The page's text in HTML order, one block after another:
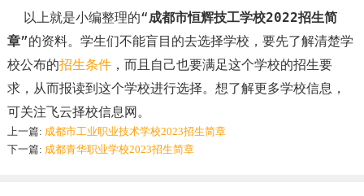
以上就是小编整理的“成都市恒辉技工学校2022招生简
章”的资料。学生们不能盲目的去选择学校，要先了解清楚学
校公布的招生条件，而且自己也要满足这个学校的招生要
求，从而报读到这个学校进行选择。想了解更多学校信息，
可关注飞云择校信息网。
上一篇: 成都市工业职业技术学校2023招生简章
下一篇: 成都青华职业学校2023招生简章